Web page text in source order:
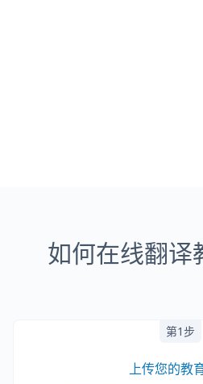
如何在线翻译
第1步
上传您的教